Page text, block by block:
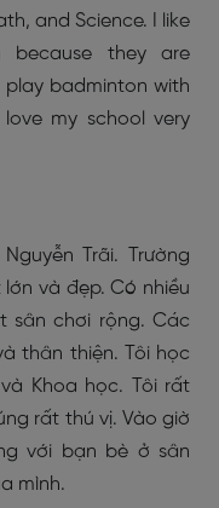
and Science. I like
because they are
play badminton with
my school very
Trãi. Trường
và đẹp. Có nhiều
sân chơi rộng. Các
thân thiện. Tôi học
Khoa học. Tôi rất
rất thú vị. Vào giờ
với bạn bè ở sân
mình.